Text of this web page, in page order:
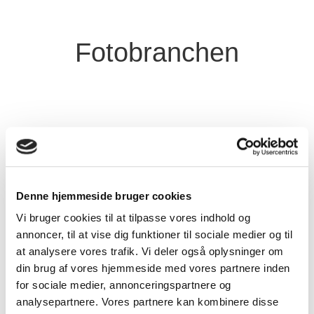
Denne hjemmeside bruger cookies
Vi bruger cookies til at tilpasse vores indhold og
annoncer, til at vise dig funktioner til sociale medier og til
at analysere vores trafik. Vi deler også oplysninger om
din brug af vores hjemmeside med vores partnere inden
for sociale medier, annonceringspartnere og
analysepartnere. Vores partnere kan kombinere disse
Fotobranchen
Arrangementer
Som medlem af Fotobranchen har du udover
arrangementer i Fotobranchen også adgang til